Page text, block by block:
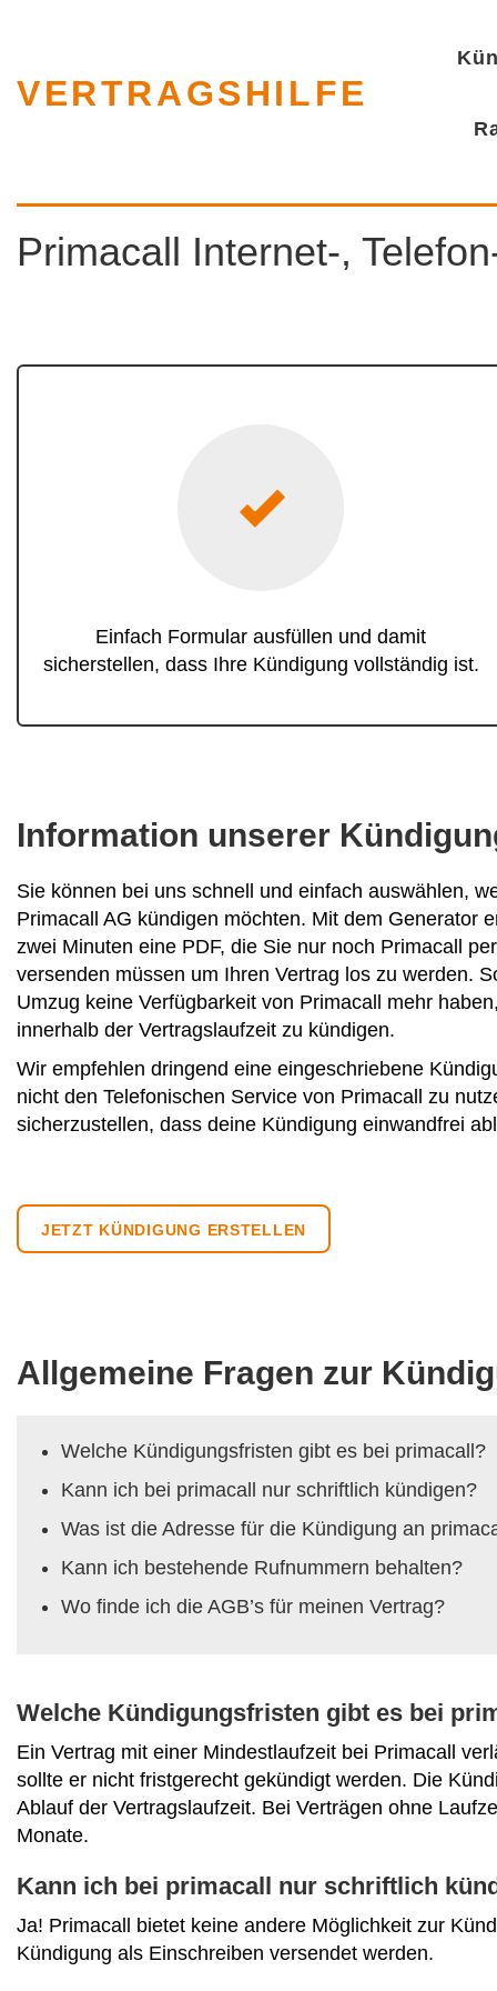
VERTRAGSHILFE
Primacall Internet-,
Einfach Formular ausfüllen und damit
sicherstellen, dass Ihre Kündigung vollständig ist.
Information unserer
Sie können bei uns schnell und einfach auswählen,
Primacall AG kündigen möchten. Mit dem Generator
zwei Minuten eine PDF, die Sie nur noch Primacall
versenden müssen um Ihren Vertrag los zu werden.
Umzug keine Verfügbarkeit von Primacall mehr
innerhalb der Vertragslaufzeit zu kündigen.
Wir empfehlen dringend eine eingeschriebene
nicht den Telefonischen Service von Primacall zu
sicherzustellen, dass deine Kündigung einwandfrei
JETZT KÜNDIGUNG ERSTELLEN
Allgemeine Fragen zur
Welche Kündigungsfristen gibt es bei primacall?
Kann ich bei primacall nur schriftlich kündigen?
Was ist die Adresse für die Kündigung an
Kann ich bestehende Rufnummern behalten?
Wo finde ich die AGB’s für meinen Vertrag?
Welche Kündigungsfristen gibt es bei
Ein Vertrag mit einer Mindestlaufzeit bei Primacall
sollte er nicht fristgerecht gekündigt werden. Die
Ablauf der Vertragslaufzeit. Bei Verträgen ohne
Monate.
Kann ich bei primacall nur schriftlich
Ja! Primacall bietet keine andere Möglichkeit zur
Kündigung als Einschreiben versendet werden.